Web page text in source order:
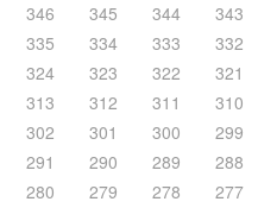
346 345 344 343
335 334 333 332
324 323 322 321
313 312 311 310
302 301 300 299
291 290 289 288
280 279 278 277